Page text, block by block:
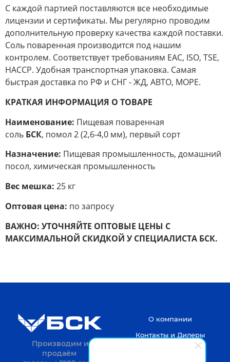
С каждой партией поставляются все необходимые
лицензии и сертификаты. Мы регулярно проводим
дополнительную проверку качества каждой поставки.
Соль поваренная производится под нашим
контролем. Соответствует требованиям EAC, ISO, TSE,
HACCP. Удобная транспортная упаковка. Самая
быстрая доставка по РФ и СНГ - ЖД, АВТО, МОРЕ.
КРАТКАЯ ИНФОРМАЦИЯ О ТОВАРЕ
Наименование: Пищевая поваренная
соль БСК, помол 2(2,6-4,0 мм), первый сорт
Назначение: Пищевая промышленность, домашний
посол, химическая промышленность
Вес мешка: 25 кг
Оптовая цена: по запросу
ВАЖНО: УТОЧНЯЙТЕ ОПТОВЫЕ ЦЕНЫ С
МАКСИМАЛЬНОЙ СКИДКОЙ У СПЕЦИАЛИСТА БСК.
Производим и
продаём
О компании
Контакты и Дилеры